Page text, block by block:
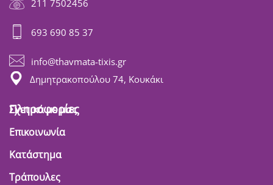
211 7502456
693 690 85 37
info@thavmata-tixis.gr
Δημητρακοπούλου 74, Κουκάκι
Πληροφορίες
Σχετικά με μας
Επικοινωνία
Κατάστημα
Τράπουλες